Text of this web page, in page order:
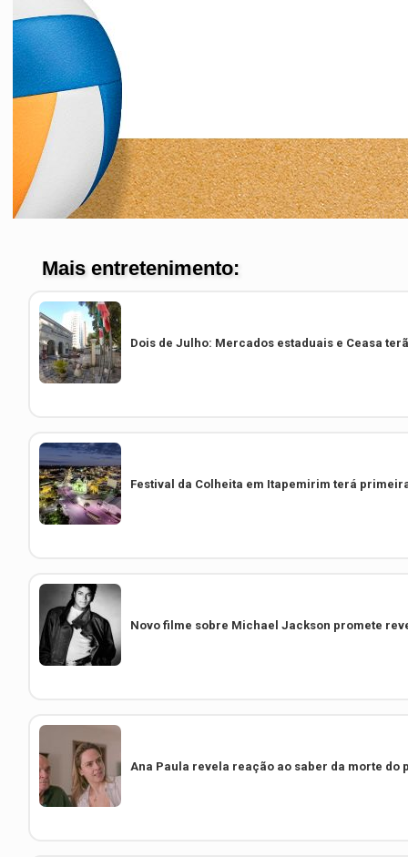
Dois de Julho: Mercados estaduais e Ceasa
Festival da Colheita em Itapemirim terá
Novo filme sobre Michael Jackson promete
Ana Paula revela reação ao saber da morte do